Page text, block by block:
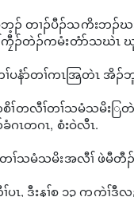
ၣ် တၢၣ်ပီၣ်သကိးဘၣ်ဃး
ကၠီၣ်တဲၣ်ကမံးတံာ်သဃဲၤ
ပနံာ်တၢ်ကၤအြတဲၤ အိၣ်
စိၢ်တလီၢ်တၢ်သမံသမိးြတဲ
ၤတဂၤ, စံးဝဲလီၤ.
ၢ်သမံသမိးအလီၢ် ဖဲမီတီ
ၤ, ဒီးန့ၢ်စ့ ၁၃ ကကွဲၢ်ဒီ